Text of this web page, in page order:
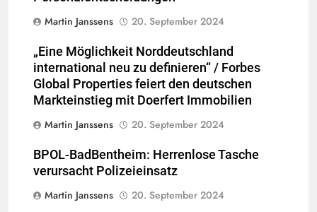
Martin Janssens
20. September 2024
„Eine Möglichkeit Norddeutschland
international neu zu definieren“ / Forbes
Global Properties feiert den deutschen
Markteinstieg mit Doerfert Immobilien
Martin Janssens
20. September 2024
BPOL-BadBentheim: Herrenlose Tasche
verursacht Polizeieinsatz
Martin Janssens
20. September 2024